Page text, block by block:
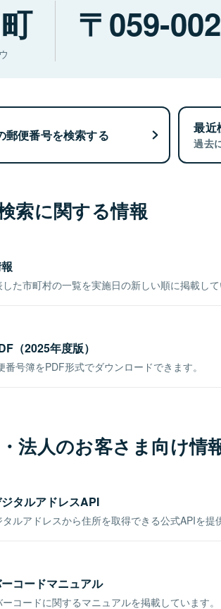
059-
郵便番号を検索する 最近
過去
索に関する情報
た市町村の一覧を実施日の新しい順に掲載して
（2025年度版）
号簿をPDF形式でダウンロードできます。
法人のお客さま向け情
タルアドレスAPI
ルアドレスから住所を取得できる公式APIを提
コードマニュアル
コードに関するマニュアルを掲載しています。